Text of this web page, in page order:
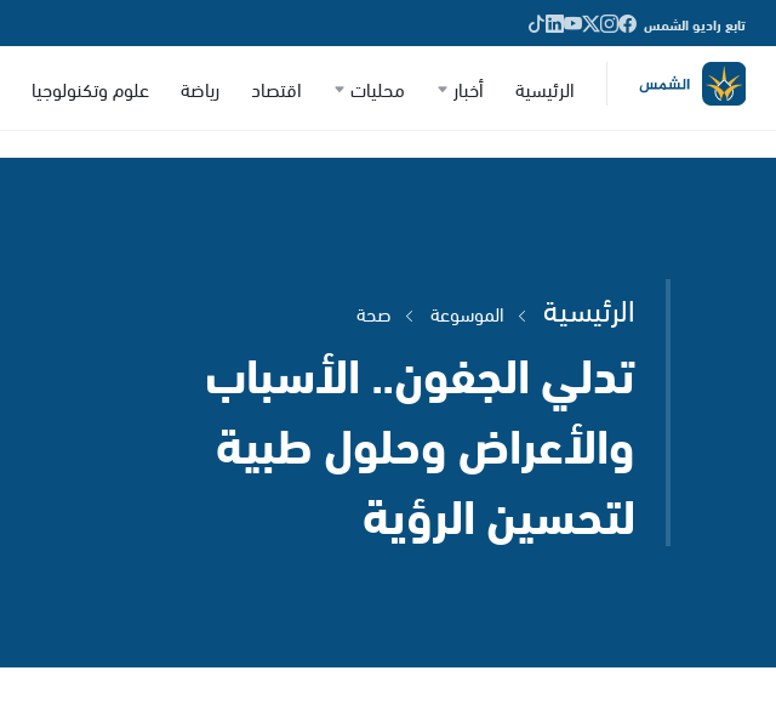
تابع راديو الشمس
الرئيسية أخبار محليات اقتصاد رياضة علوم وتكنولوجيا
الرئيسية الموسوعة صحة
تدلي الجفون.. الأسباب
والأعراض وحلول طبية
لتحسين الرؤية